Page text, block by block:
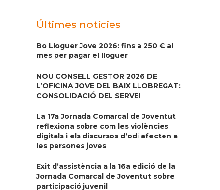
Últimes notícies
Bo Lloguer Jove 2026: fins a 250 € al
mes per pagar el lloguer
NOU CONSELL GESTOR 2026 DE
L’OFICINA JOVE DEL BAIX LLOBREGAT:
CONSOLIDACIÓ DEL SERVEI
La 17a Jornada Comarcal de Joventut
reflexiona sobre com les violències
digitals i els discursos d’odi afecten a
les persones joves
Èxit d’assistència a la 16a edició de la
Jornada Comarcal de Joventut sobre
participació juvenil